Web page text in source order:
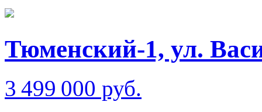
Тюменский-1, ул.
3 499 000 руб.